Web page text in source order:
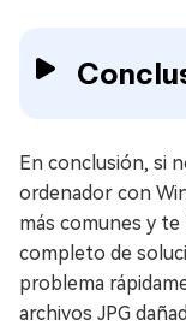
En conclusión, si
ordenador con
más comunes y
completo de
problema
archivos JPG